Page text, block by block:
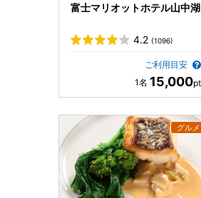
富士マリオットホテル山中湖
4.2 (1096)
ご利用目安
15,000